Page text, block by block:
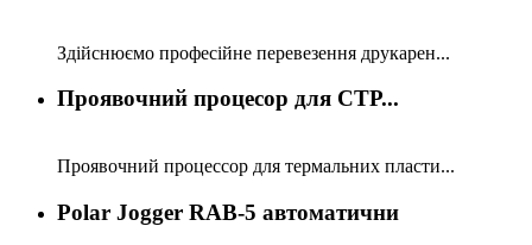
Здійснюємо професійне перевезення друкарен...
Проявочний процесор для СТР...
Проявочний процессор для термальних пласти...
Polar Jogger RAB-5 автоматични